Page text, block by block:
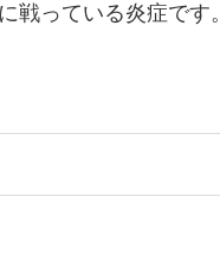
戦っている炎症で